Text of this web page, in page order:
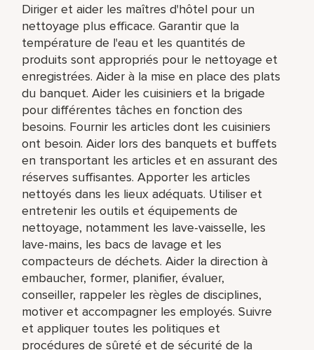
Diriger et aider les maîtres d'hôtel pour un
nettoyage plus efficace. Garantir que la
température de l'eau et les quantités de
produits sont appropriés pour le nettoyage et
enregistrées. Aider à la mise en place des plats
du banquet. Aider les cuisiniers et la brigade
pour différentes tâches en fonction des
besoins. Fournir les articles dont les cuisiniers
ont besoin. Aider lors des banquets et buffets
en transportant les articles et en assurant des
réserves suffisantes. Apporter les articles
nettoyés dans les lieux adéquats. Utiliser et
entretenir les outils et équipements de
nettoyage, notamment les lave-vaisselle, les
lave-mains, les bacs de lavage et les
compacteurs de déchets. Aider la direction à
embaucher, former, planifier, évaluer,
conseiller, rappeler les règles de disciplines,
motiver et accompagner les employés. Suivre
et appliquer toutes les politiques et
procédures de sûreté et de sécurité de la